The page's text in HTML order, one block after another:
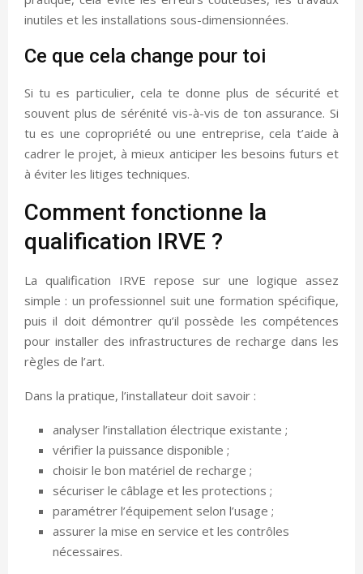
inutiles et les installations sous-dimensionnées.
Ce que cela change pour toi
Si tu es particulier, cela te donne plus de sécurité et
souvent plus de sérénité vis-à-vis de ton assurance. Si
tu es une copropriété ou une entreprise, cela t’aide à
cadrer le projet, à mieux anticiper les besoins futurs et
à éviter les litiges techniques.
Comment fonctionne la
qualification IRVE ?
La qualification IRVE repose sur une logique assez
simple : un professionnel suit une formation spécifique,
puis il doit démontrer qu’il possède les compétences
pour installer des infrastructures de recharge dans les
règles de l’art.
Dans la pratique, l’installateur doit savoir :
analyser l’installation électrique existante ;
vérifier la puissance disponible ;
choisir le bon matériel de recharge ;
sécuriser le câblage et les protections ;
paramétrer l’équipement selon l’usage ;
assurer la mise en service et les contrôles
nécessaires.